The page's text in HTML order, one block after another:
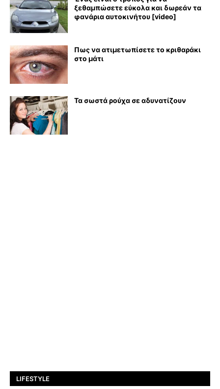
ξεθαμπώσετε εύκολα και δωρεάν τα
φανάρια αυτοκινήτου [video]
Πως να ατιμετωπίσετε το κριθαράκι
στο μάτι
Τα σωστά ρούχα σε αδυνατίζουν
LIFESTYLE